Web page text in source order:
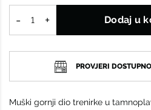
Dodaj u
PROVJERI
Muški gornji dio trenirke u